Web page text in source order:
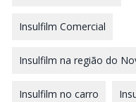
Insulfilm Comercial
Insulfilm na região do
Insulfilm no carro